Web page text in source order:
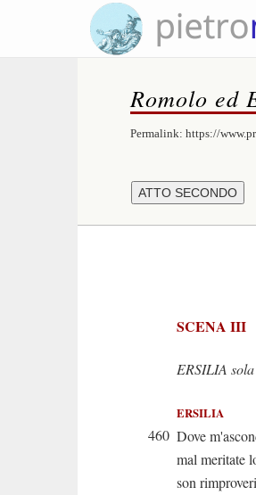
Romolo ed
Permalink: https://
SCENA III
ERSILIA sola
ERSILIA
460 Dove
mal meritate
son